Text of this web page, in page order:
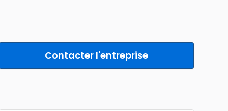
Contacter l'entreprise